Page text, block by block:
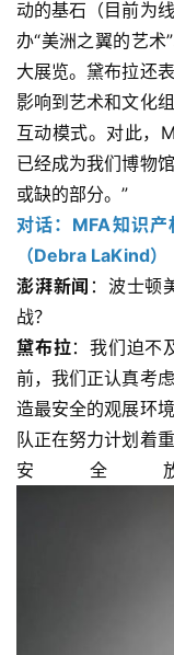
动的基石（目前为
办“美洲之翼的艺术
大展览。黛布拉还
影响到艺术和文化
互动模式。对此，
已经成为我们博物
或缺的部分。”
对话：MFA知识
（Debra LaKind）
澎湃新闻 ：波士顿
战？
黛布拉：我们迫不
前，我们正认真考
造最安全的观展环
队正在努力计划着
安全